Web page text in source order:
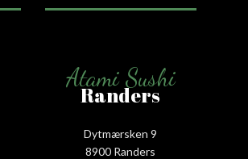
Atami Sushi
Randers
Dytmærsken 9
8900 Randers